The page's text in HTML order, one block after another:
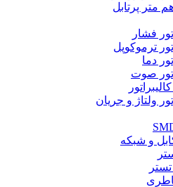
متر پرتابل
فشار
ترموکوپل
دما
صوت
ولتاژ و جریان
و شبکه